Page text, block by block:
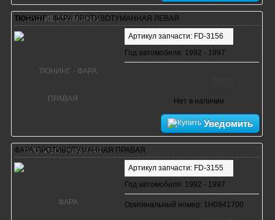
ТЮНИНГ- ФАРА ПРОТИВОТУМАННАЯ ЛЕВАЯ
Артикул запчасти: FD-3156
Год автомобиля: 1992 - 1997
Нет в наличии
Уведомить
ФАРА ПРОТИВОТУМАННАЯ ПРАВАЯ
Артикул запчасти: FD-3155
Год автомобиля: 1992 - 1997
Оригинальный номер: 1H0941700